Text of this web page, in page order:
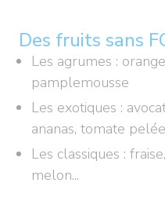
Des fruits sans
Les agrumes :
pamplemousse
Les exotiques :
ananas, tomate pelée
Les classiques :
melon...